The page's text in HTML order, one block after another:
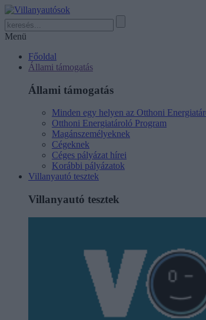
Menü
Főoldal
Állami támogatás
Állami támogatás
Minden egy helyen az Otthoni
Otthoni Energiatároló Program
Magánszemélyeknek
Cégeknek
Céges pályázat hírei
Korábbi pályázatok
Villanyautó tesztek
Villanyautó tesztek